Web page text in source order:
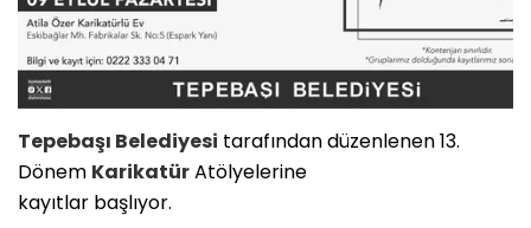
Tepebaşı Belediyesi tarafından düzenlenen 13.
Dönem KarikatürAtölyelerine
kayıtlar başlıyor.